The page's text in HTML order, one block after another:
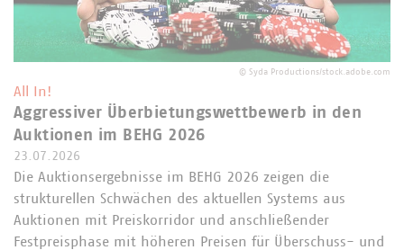
© Syda Productions/stock.adobe.com
All In!
Aggressiver Überbietungswettbewerb in den
Auktionen im BEHG 2026
23.07.2026
Die Auktionsergebnisse im BEHG 2026 zeigen die
strukturellen Schwächen des aktuellen Systems aus
Auktionen mit Preiskorridor und anschließender
Festpreisphase mit höheren Preisen für Überschuss- und